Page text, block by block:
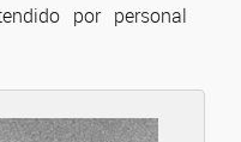
por personal